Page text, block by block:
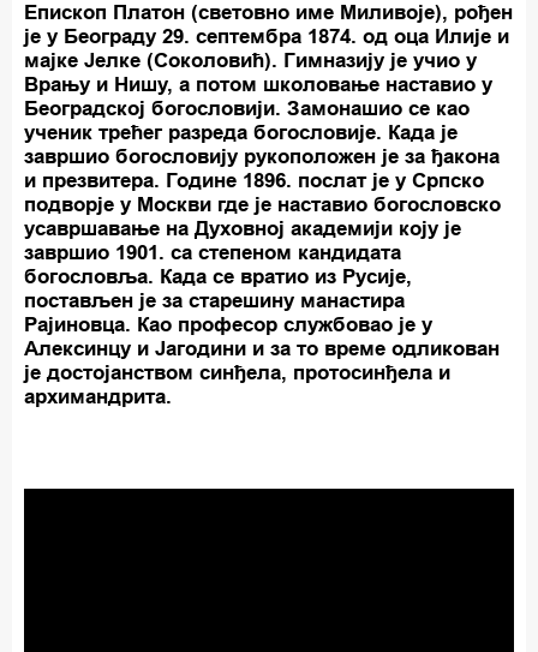
Епископ Платон (световно име Миливоје), рођен
је у Београду 29. септембра 1874. од оца Илије и
мајке Јелке (Соколовић). Гимназију је учио у
Врању и Нишу, а потом школовање наставио у
Београдској богословији. Замонашио се као
ученик трећег разреда богословије. Када је
завршио богословију рукоположен је за ђакона
и презвитера. Године 1896. послат је у Српско
подворје у Москви где је наставио богословско
усавршавање на Духовној академији коју је
завршио 1901. са степеном кандидата
богословља. Када се вратио из Русије,
постављен је за старешину манастира
Рајиновца. Као професор службовао је у
Алексинцу и Јагодини и за то време одликован
је достојанством синђела, протосинђела и
архимандрита.